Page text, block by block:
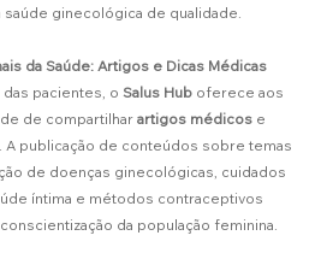
saúde ginecológica de qualidade.
da Saúde: Artigos e Dicas Médicas
pacientes, o Salus Hub oferece aos
de compartilhar artigos médicos e
. A publicação de conteúdos sobre temas
de doenças ginecológicas, cuidados
íntima e métodos contraceptivos
da população feminina.